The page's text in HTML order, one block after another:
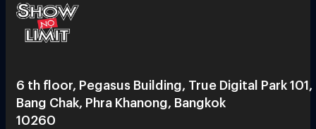
6 th floor, Pegasus Building, True Digital Park 101,
Bang Chak, Phra Khanong, Bangkok
10260